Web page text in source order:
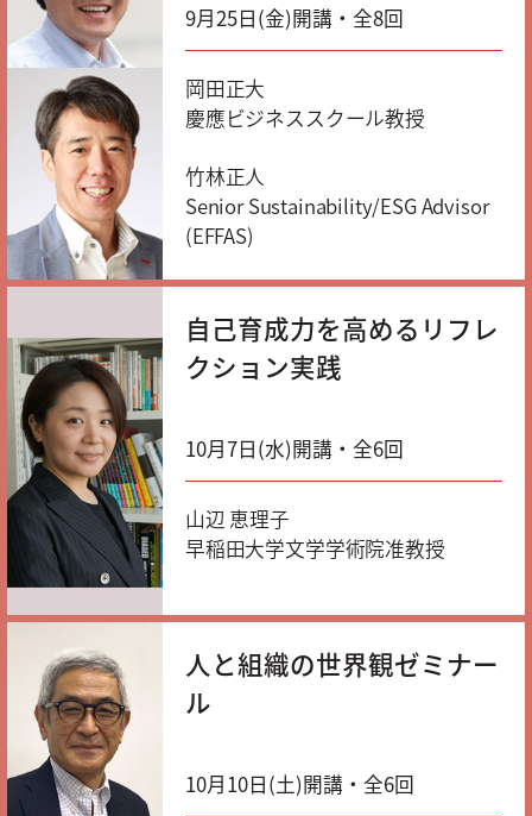
9月25日(金)開講・全8回
岡田正大
慶應ビジネススクール教授
竹林正人
Senior Sustainability/ESG Advisor
(EFFAS)
自己育成力を高めるリフレ
クション実践
10月7日(水)開講・全6回
山辺 恵理子
早稲田大学文学学術院准教授
人と組織の世界観ゼミナー
ル
10月10日(土)開講・全6回